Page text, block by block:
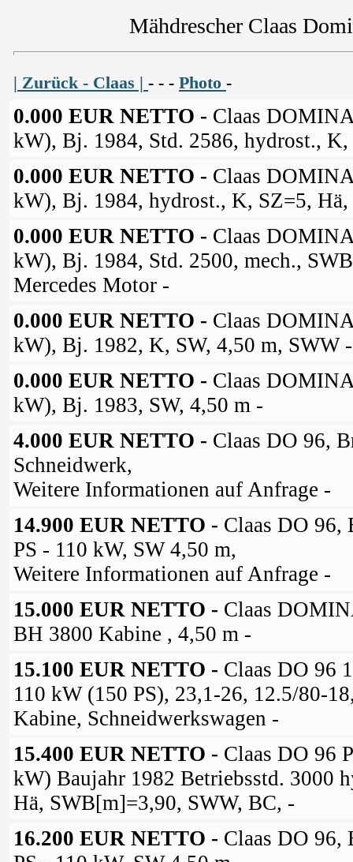
Mähdrescher Claas
| Zurück - Claas | - - - Photo -
0.000 EUR NETTO - Claas
kW), Bj. 1984, Std. 2586, hydrost.,
0.000 EUR NETTO - Claas
kW), Bj. 1984, hydrost., K, SZ=5,
0.000 EUR NETTO - Claas
kW), Bj. 1984, Std. 2500, mech.,
Mercedes Motor -
0.000 EUR NETTO - Claas
kW), Bj. 1982, K, SW, 4,50 m, SWW -
0.000 EUR NETTO - Claas
kW), Bj. 1983, SW, 4,50 m -
4.000 EUR NETTO - Claas DO 96,
Schneidwerk,
Weitere Informationen auf Anfrage -
14.900 EUR NETTO - Claas DO 96,
PS - 110 kW, SW 4,50 m,
Weitere Informationen auf Anfrage -
15.000 EUR NETTO - Claas
BH 3800 Kabine , 4,50 m -
15.100 EUR NETTO - Claas DO 96
110 kW (150 PS), 23,1-26, 12.5/80-
Kabine, Schneidwerkswagen -
15.400 EUR NETTO - Claas DO 96
kW) Baujahr 1982 Betriebsstd. 3000
Hä, SWB[m]=3,90, SWW, BC, -
16.200 EUR NETTO - Claas DO 96,